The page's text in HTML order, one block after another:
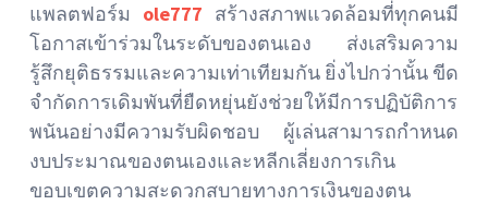
แพลตฟอร์ม ole777 สร้างสภาพแวดล้อมที่ทุกคนมี
โอกาสเข้าร่วมในระดับของตนเอง ส่งเสริมความ
รู้สึกยุติธรรมและความเท่าเทียมกัน ยิ่งไปกว่านั้น ขีด
จำกัดการเดิมพันที่ยืดหยุ่นยังช่วยให้มีการปฏิบัติการ
พนันอย่างมีความรับผิดชอบ ผู้เล่นสามารถกำหนด
งบประมาณของตนเองและหลีกเลี่ยงการเกิน
ขอบเขตความสะดวกสบายทางการเงินของตน